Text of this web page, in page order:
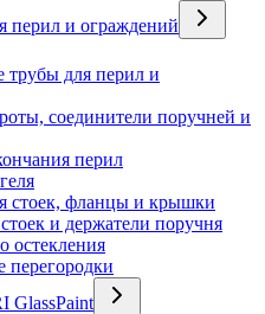
перил и ограждений
для перил и
соединители поручней и
перил
стоек, фланцы и крышки
и держатели поручня
остекления
перегородки
GlassPaint